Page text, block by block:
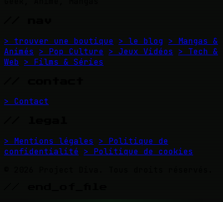
> trouver une boutique > le blog > Mangas &
Animés
> Pop Culture > Jeux Vidéos
> Tech &
Web > Films & Séries
> Contact
> Mentions légales
> Politique de
confidentialité > Politique de cookies